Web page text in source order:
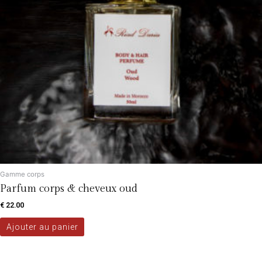
Gamme corps
Parfum corps & cheveux oud
€ 22.00
Ajouter au panier